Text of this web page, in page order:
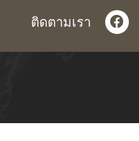
ติดตามเรา